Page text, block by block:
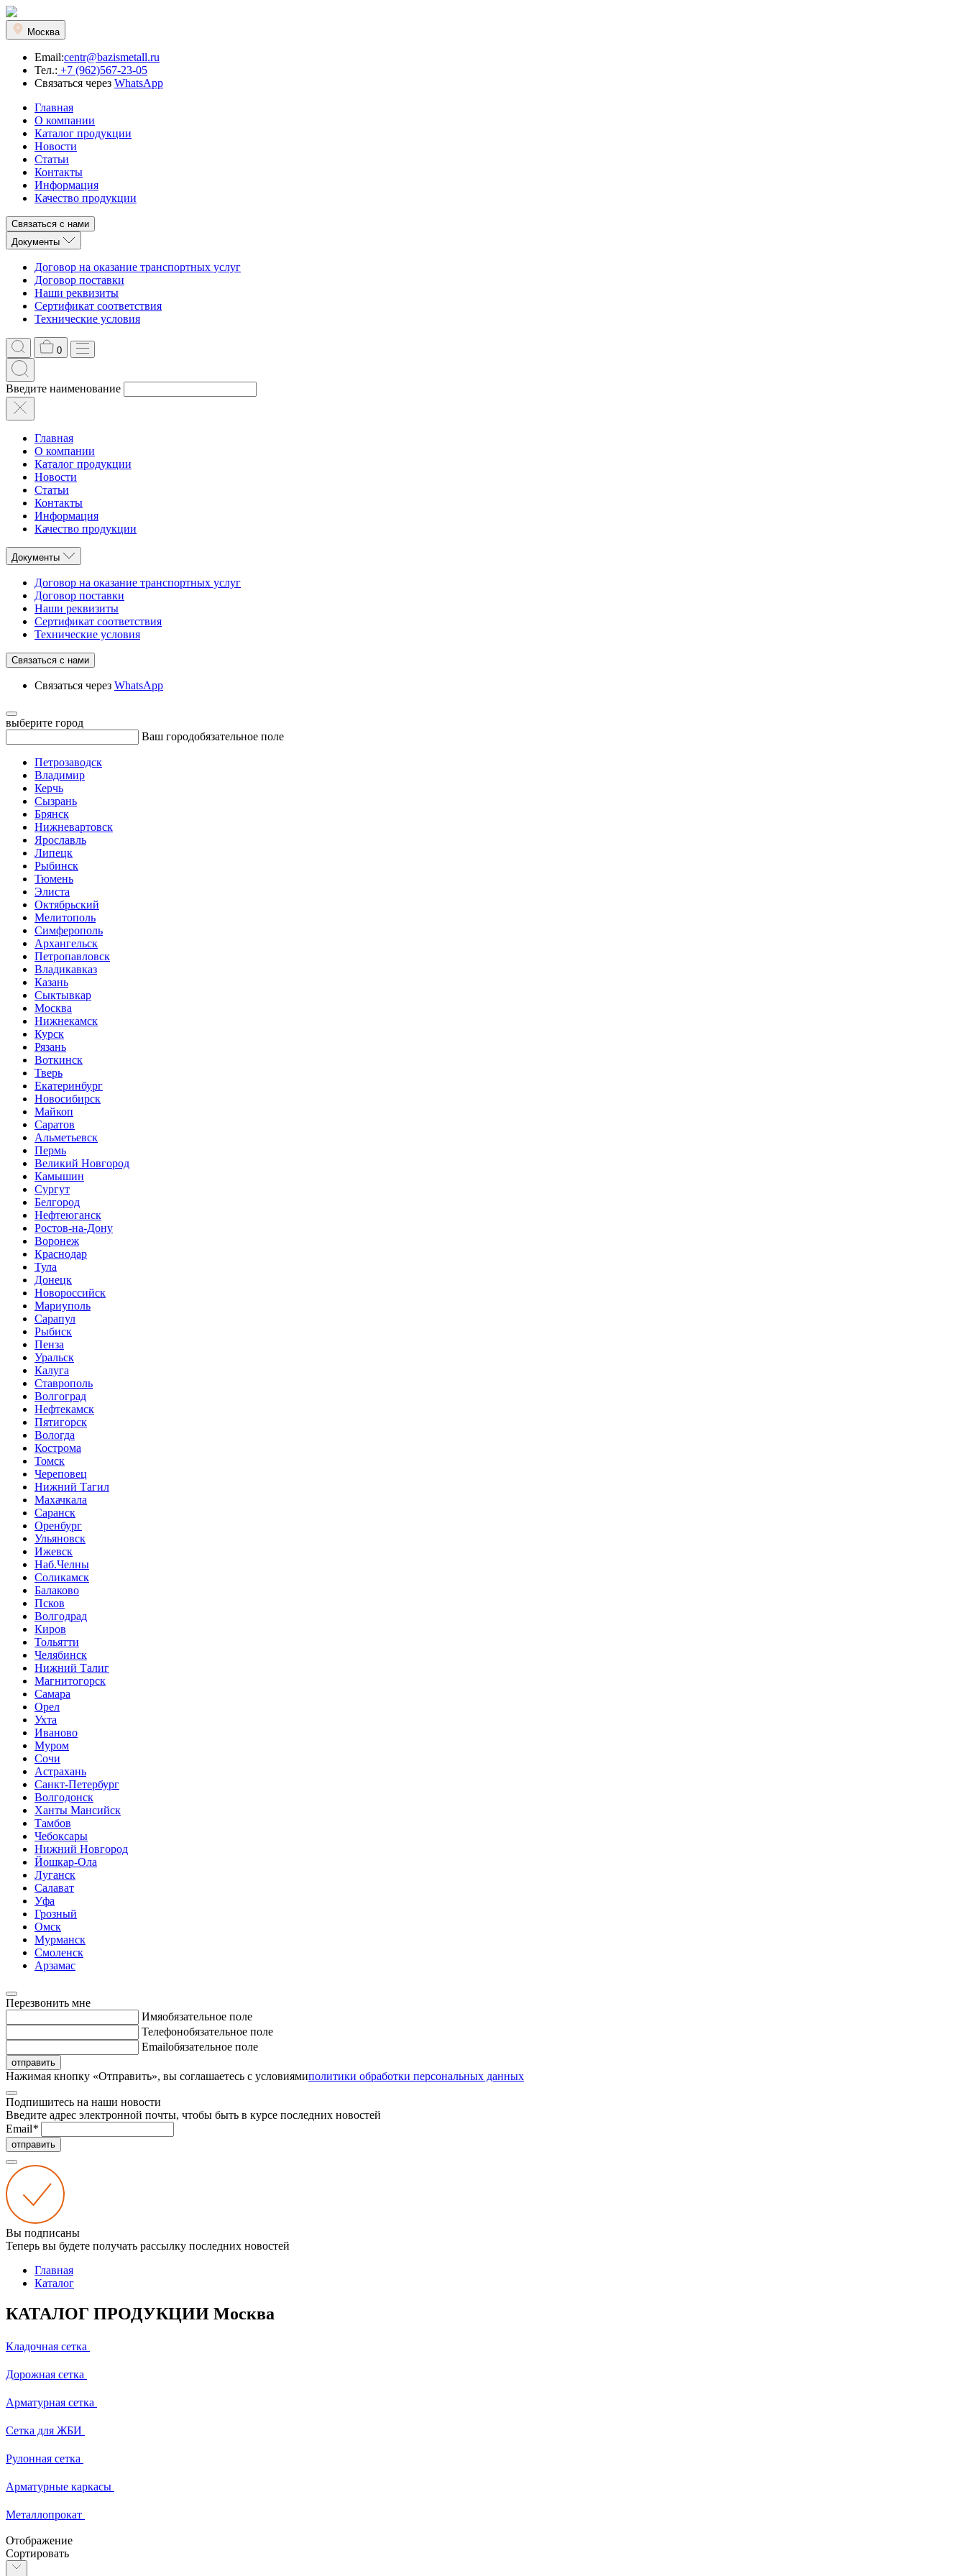
Москва
Email:centr@bazismetall.ru
Тел.: +7 (962)567-23-05
Связаться через WhatsApp
Главная
О компании
Каталог продукции
Новости
Статьи
Контакты
Информация
Качество продукции
Связаться с нами
Документы
Договор на оказание транспортных услуг
Договор поставки
Наши реквизиты
Сертификат соответствия
Технические условия
0
Введите наименование
Главная
О компании
Каталог продукции
Новости
Статьи
Контакты
Информация
Качество продукции
Документы
Договор на оказание транспортных услуг
Договор поставки
Наши реквизиты
Сертификат соответствия
Технические условия
Связаться с нами
Связаться через WhatsApp
выберите город
Ваш городобязательное поле
Петрозаводск
Владимир
Керчь
Сызрань
Брянск
Нижневартовск
Ярославль
Липецк
Рыбинск
Тюмень
Элиста
Октябрьский
Мелитополь
Симферополь
Архангельск
Петропавловск
Владикавказ
Казань
Сыктывкар
Москва
Нижнекамск
Курск
Рязань
Воткинск
Тверь
Екатеринбург
Новосибирск
Майкоп
Саратов
Альметьевск
Пермь
Великий Новгород
Камышин
Сургут
Белгород
Нефтеюганск
Ростов-на-Дону
Воронеж
Краснодар
Тула
Донецк
Новороссийск
Мариуполь
Сарапул
Рыбиск
Пенза
Уральск
Калуга
Ставрополь
Волгоград
Нефтекамск
Пятигорск
Вологда
Кострома
Томск
Череповец
Нижний Тагил
Махачкала
Саранск
Оренбург
Ульяновск
Ижевск
Наб.Челны
Соликамск
Балаково
Псков
Волгодрад
Киров
Тольятти
Челябинск
Нижний Талиг
Магнитогорск
Самара
Орел
Ухта
Иваново
Муром
Сочи
Астрахань
Санкт-Петербург
Волгодонск
Ханты Мансийск
Тамбов
Чебоксары
Нижний Новгород
Йошкар-Ола
Луганск
Салават
Уфа
Грозный
Омск
Мурманск
Смоленск
Арзамас
Перезвонить мне
Имяобязательное поле
Телефонобязательное поле
Emailобязательное поле
отправить
Нажимая кнопку «Отправить», вы соглашаетесь с условиямиполитики обработки персональных данных
Подпишитесь на наши новости
Введите адрес электронной почты, чтобы быть в курсе последних новостей
Email*
отправить
Вы подписаны
Теперь вы будете получать рассылку последних новостей
Главная
Каталог
КАТАЛОГ ПРОДУКЦИИ Москва
Кладочная сетка
Дорожная сетка
Арматурная сетка
Сетка для ЖБИ
Рулонная сетка
Арматурные каркасы
Металлопрокат
Отображение
Сортировать